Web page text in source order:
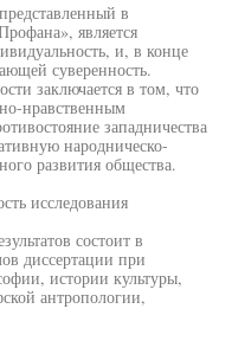
в
является
и, в конце
суверенность.
заключается в том, что
нравственным
западничества
народническо-
развития общества.
исследования
состоит в
диссертации при
истории культуры,
антропологии,